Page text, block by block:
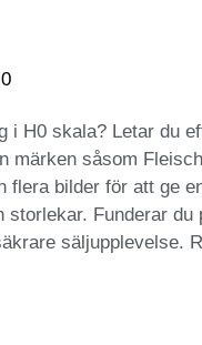
i H0 skala? Letar du
märken såsom
flera bilder för att ge
storlekar. Funderar
säljupplevelse.